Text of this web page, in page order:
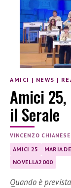
AMICI | NEWS |
Amici
il Serale
VINCENZO CHIANESE
AMICI 25 MARIA
NOVELLA2000
Quando è